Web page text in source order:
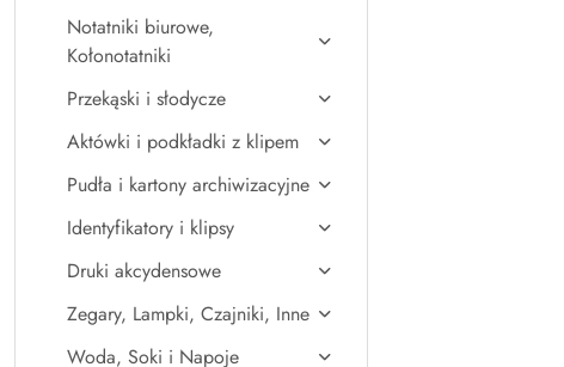
Notatniki biurowe,
Kołonotatniki
Przekąski i słodycze
Aktówki i podkładki z klipem
Pudła i kartony archiwizacyjne
Identyfikatory i klipsy
Druki akcydensowe
Zegary, Lampki, Czajniki, Inne
Woda, Soki i Napoje